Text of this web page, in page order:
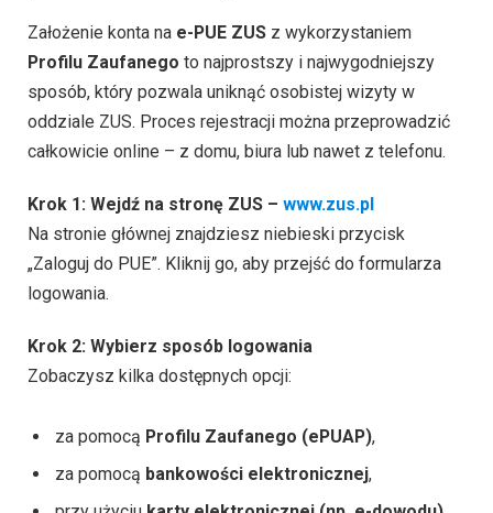
Założenie konta na e-PUE ZUS z wykorzystaniem
Profilu Zaufanego to najprostszy i najwygodniejszy
sposób, który pozwala uniknąć osobistej wizyty w
oddziale ZUS. Proces rejestracji można przeprowadzić
całkowicie online – z domu, biura lub nawet z telefonu.
Krok 1: Wejdź na stronę ZUS – www.zus.pl
Na stronie głównej znajdziesz niebieski przycisk
„Zaloguj do PUE”. Kliknij go, aby przejść do formularza
logowania.
Krok 2: Wybierz sposób logowania
Zobaczysz kilka dostępnych opcji:
za pomocą Profilu Zaufanego (ePUAP),
za pomocą bankowości elektronicznej,